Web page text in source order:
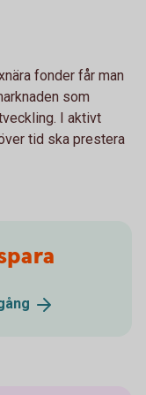
fonder får man
som
I aktivt
tid ska prestera